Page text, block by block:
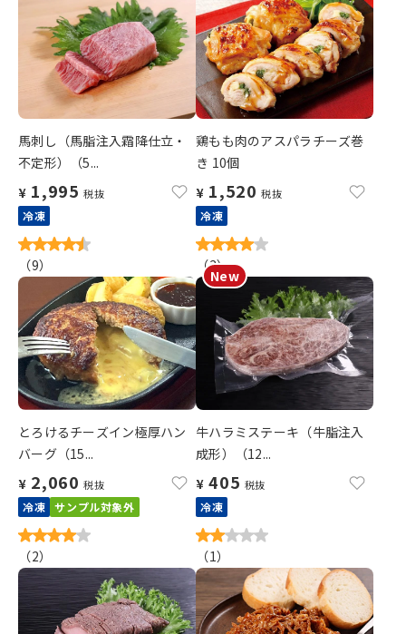
馬刺し（馬脂注入霜降仕立・
不定形）（5...
¥ 1,995 税抜
冷凍
（9）
鶏もも肉のアスパラチーズ巻
き 10個
¥ 1,520 税抜
冷凍
（3）
とろけるチーズイン極厚ハン
バーグ（15...
¥ 2,060 税抜
冷凍 サンプル対象外
（2）
牛ハラミステーキ（牛脂注入
成形）（12...
¥ 405 税抜
冷凍
（1）